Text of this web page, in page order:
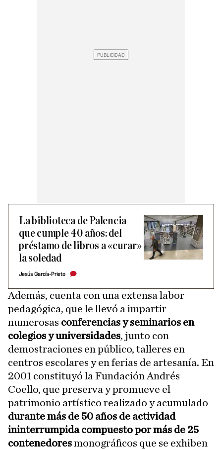
La biblioteca de Palencia
que cumple 40 años: del
préstamo de libros a «curar»
la soledad
Jesús García-Prieto
Además, cuenta con una extensa labor
pedagógica, que le llevó a impartir
numerosas conferencias y seminarios en
colegios y universidades, junto con
demostraciones en público, talleres en
centros escolares y en ferias de artesanía. En
2001 constituyó la Fundación Andrés
Coello, que preserva y promueve el
patrimonio artístico realizado y acumulado
durante más de 50 años de actividad
ininterrumpida compuesto por más de 25
contenedoresmonográficos que se exhiben